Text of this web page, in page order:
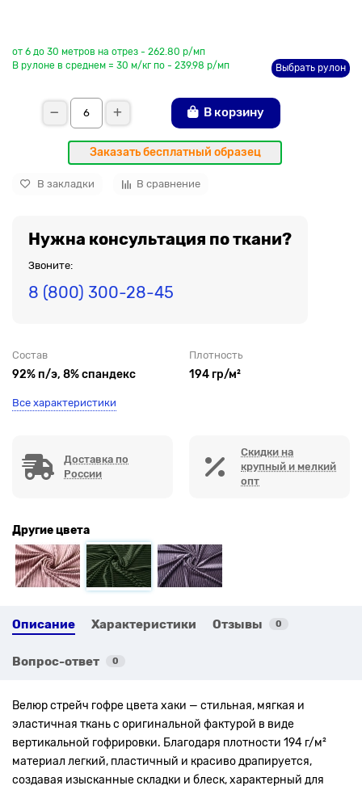
от 6 до 30 метров на отрез - 262.80 р/мп
В рулоне в среднем = 30 м/кг по - 239.98 р/мп
Выбрать рулон
В корзину
Заказать бесплатный образец
В закладки В сравнение
Нужна консультация по ткани?
Звоните:
8 (800) 300-28-45
Состав
92% п/э, 8% спандекс
Плотность
194 гр/м²
Все характеристики
Доставка по
России
Скидки на
крупный и мелкий
опт
Другие цвета
Описание Характеристики Отзывы 0
Вопрос-ответ 0
Велюр стрейч гофре цвета хаки — стильная, мягкая и
эластичная ткань с оригинальной фактурой в виде
вертикальной гофрировки. Благодаря плотности 194 г/м²
материал легкий, пластичный и красиво драпируется,
создавая изысканные складки и блеск, характерный для